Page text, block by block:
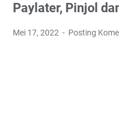
Paylater, Pinjol
Mei 17, 2022 Posting